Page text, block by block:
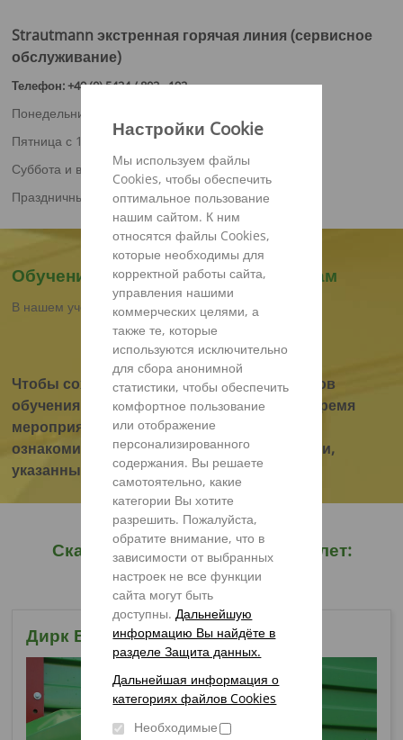
Настройки Cookie
Мы используем файлы
Cookies, чтобы обеспечить
оптимальное пользование
нашим сайтом. К ним
относятся файлы Cookies,
которые необходимы для
корректной работы сайта,
управления нашими
коммерческих целями, а
также те, которые
используются исключительно
для сбора анонимной
статистики, чтобы обеспечить
комфортное пользование
или отображение
персонализированного
содержания. Вы решаете
самотоятельно, какие
категории Вы хотите
разрешить. Пожалуйста,
обратите внимание, что в
зависимости от выбранных
настроек не все функции
сайта могут быть
доступны.Дальнейшую
информацию Вы найдёте в
разделе Защита данных.
Дальнейшая информация о
категориях файлов Cookies
Необходимые
Strautmann экстренная горячая линия (сервисное
обслуживание)
Телефон:+49 (0) 5424 / 802 - 192
Понедельник - четрерг с 16:45 до 22:00
Пятница с 15:45 до 22:00
Суббота и воскресенье с 8:00 до 22:00
Праздничные дни с 8:00 до 22:00
Обучение обслуживанию и продажам
В нашем учебном центре
Чтобы сохранить здоровье всех участников
обучения и обеспечить безопасность во время
мероприятия, мы просим Вас подробно
ознакомиться с правилами и требованиями,
указанными в информационном буклете.
Скачать информационный буклет:
сервисное обучение
Дирк Верриес